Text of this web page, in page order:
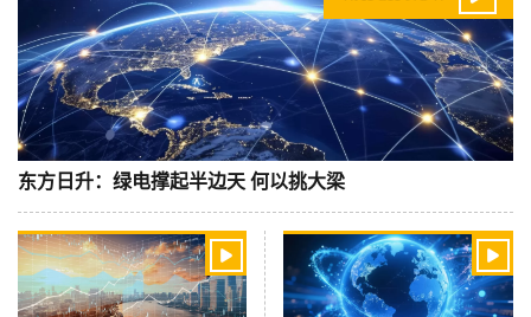
东方日升：绿电撑起半边天 何以挑大梁
 